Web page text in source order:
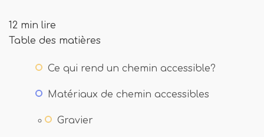
12 min lire
Table des matières
Ce qui rend un chemin accessible?
Matériaux de chemin accessibles
Gravier